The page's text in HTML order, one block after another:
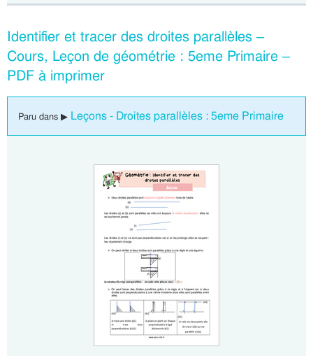
Identifier et tracer des droites parallèles –
Cours, Leçon de géométrie : 5eme Primaire –
PDF à imprimer
Paru dans ▶ Leçons - Droites parallèles : 5eme Primaire